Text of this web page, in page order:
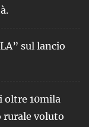
sul lancio
oltre 10mila
voluto